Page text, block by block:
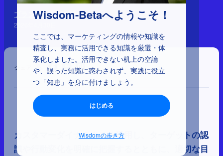
Wisdom-Betaへようこそ！
ここでは、マーケティングの情報や知識を
精査し、実務に活用できる知識を厳選・体
系化しました。活用できない机上の空論
や、誤った知識に惑わされず、実践に役立
つ「知恵」を身に付けましょう。
はじめる
Wisdomの歩き方
ブランディングの誤解
2026年4月30日
シェア
カスタマーダイナミクスを活用し、ターゲットの認
識や行動変化を明確に把握するとともに、適切な目